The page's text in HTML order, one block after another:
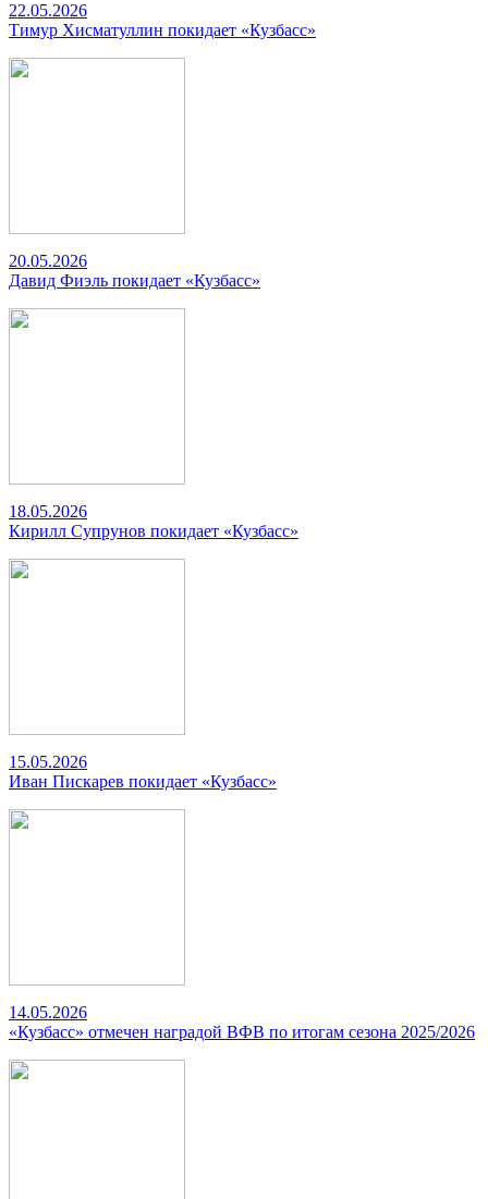
22.05.2026
Тимур Хисматуллин покидает «Кузбасс»
20.05.2026
Давид Фиэль покидает «Кузбасс»
18.05.2026
Кирилл Супрунов покидает «Кузбасс»
15.05.2026
Иван Пискарев покидает «Кузбасс»
14.05.2026
«Кузбасс» отмечен наградой ВФВ по итогам сезона 2025/2026